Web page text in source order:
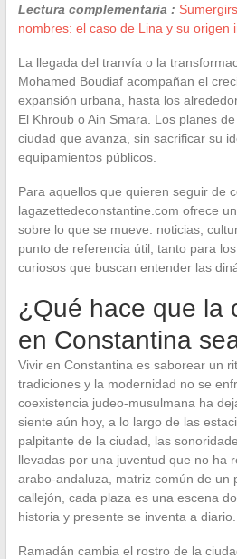
Lectura complementaria :
nombres: el caso de Lina y su origen
La llegada del tranvía o la
Mohamed Boudiaf acompañan el
expansión urbana, hasta los
El Khroub o Ain Smara. Los planes
ciudad que avanza, sin sacrificar su
equipamientos públicos.
Para aquellos que quieren seguir de
lagazettedeconstantine.com ofrece
sobre lo que se mueve: noticias,
punto de referencia útil, tanto para
curiosos que buscan entender las
¿Qué hace que la
en Constantina
Vivir en Constantina es saborear un
tradiciones y la modernidad no se
coexistencia judeo-musulmana ha
siente aún hoy, a lo largo de las
palpitante de la ciudad, las
llevadas por una juventud que no ha
arabo-andaluza, matriz común de un
callejón, cada plaza es una escena
historia y presente se inventa a diario.
Ramadán cambia el rostro de la